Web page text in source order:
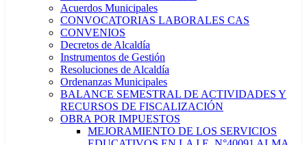
Acuerdos Municipales
CONVOCATORIAS LABORALES CAS
CONVENIOS
Decretos de Alcaldía
Instrumentos de Gestión
Resoluciones de Alcaldía
Ordenanzas Municipales
BALANCE SEMESTRAL DE ACTIVIDADES Y
RECURSOS DE FISCALIZACIÓN
OBRA POR IMPUESTOS
MEJORAMIENTO DE LOS SERVICIOS